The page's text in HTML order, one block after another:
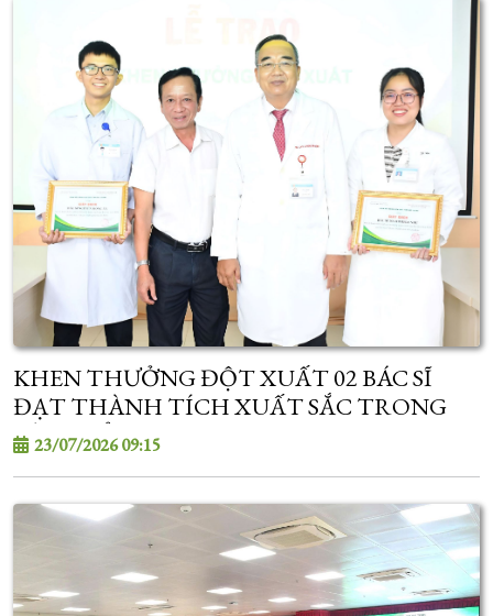
KHEN THƯỞNG ĐỘT XUẤT 02 BÁC SĨ
ĐẠT THÀNH TÍCH XUẤT SẮC TRONG
KỲ TUYỂN SINH SAU ĐẠI HỌC
23/07/2026 09:15